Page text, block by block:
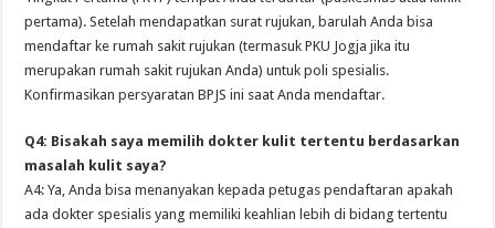
pertama). Setelah mendapatkan surat rujukan, barulah Anda bisa
mendaftar ke rumah sakit rujukan (termasuk PKU Jogja jika itu
merupakan rumah sakit rujukan Anda) untuk poli spesialis.
Konfirmasikan persyaratan BPJS ini saat Anda mendaftar.
Q4: Bisakah saya memilih dokter kulit tertentu berdasarkan
masalah kulit saya?
A4: Ya, Anda bisa menanyakan kepada petugas pendaftaran apakah
ada dokter spesialis yang memiliki keahlian lebih di bidang tertentu